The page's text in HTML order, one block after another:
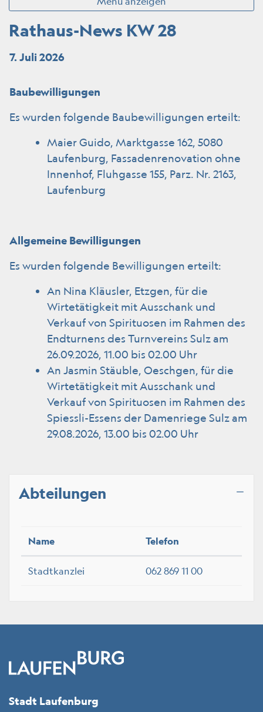
Rathaus-News KW 28
7. Juli 2026
Baubewilligungen
Es wurden folgende Baubewilligungen erteilt:
Maier Guido, Marktgasse 162, 5080
Laufenburg, Fassadenrenovation ohne
Innenhof, Fluhgasse 155, Parz. Nr. 2163,
Laufenburg
Allgemeine Bewilligungen
Es wurden folgende Bewilligungen erteilt:
An Nina Kläusler, Etzgen, für die
Wirtetätigkeit mit Ausschank und
Verkauf von Spirituosen im Rahmen des
Endturnens des Turnvereins Sulz am
26.09.2026, 11.00 bis 02.00 Uhr
An Jasmin Stäuble, Oeschgen, für die
Wirtetätigkeit mit Ausschank und
Verkauf von Spirituosen im Rahmen des
Spiessli-Essens der Damenriege Sulz am
29.08.2026, 13.00 bis 02.00 Uhr
Abteilungen
Name Telefon
Stadtkanzlei 062 869 11 00
Stadt Laufenburg